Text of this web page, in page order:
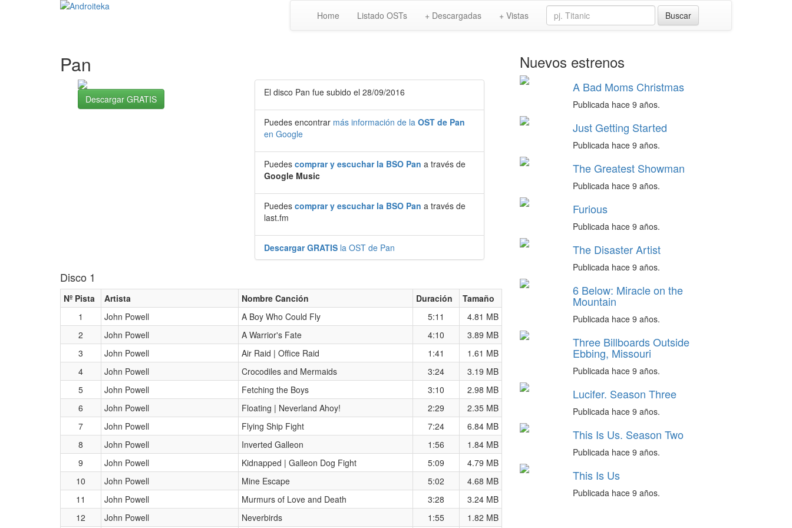
Home Listado OSTs + Descargadas + Vistas
Pan
Descargar GRATIS
El disco Pan fue subido el 28/09/2016
Puedes encontrar más información de la OST de Pan
en Google
Puedes comprar y escuchar la BSO Pan a través de
Google Music
Puedes comprar y escuchar la BSO Pan a través de
last.fm
Descargar GRATIS la OST de Pan
Disco 1
Nº Pista Artista Nombre Canción Duración
Tamaño
1
John Powell A Boy Who Could Fly 5:11
4.81 MB
2
John Powell A Warrior's Fate 4:10
3.89 MB
3
John Powell Air Raid | Office Raid 1:41
1.61 MB
4
John Powell Crocodiles and Mermaids 3:24
3.19 MB
5
John Powell Fetching the Boys 3:10
2.98 MB
6
John Powell Floating | Neverland Ahoy! 2:29
2.35 MB
7
John Powell Flying Ship Fight 7:24
6.84 MB
8
John Powell Inverted Galleon 1:56
1.84 MB
9
John Powell Kidnapped | Galleon Dog Fight 5:09
4.79 MB
10
John Powell Mine Escape 5:02
4.68 MB
11
John Powell Murmurs of Love and Death 3:28
3.24 MB
12
John Powell Neverbirds 1:55 1.82 MB
Nuevos estrenos
A Bad Moms Christmas
Publicada hace 9 años.
Just Getting Started
Publicada hace 9 años.
The Greatest Showman
Publicada hace 9 años.
Furious
Publicada hace 9 años.
The Disaster Artist
Publicada hace 9 años.
6 Below: Miracle on the
Mountain
Publicada hace 9 años.
Three Billboards Outside
Ebbing, Missouri
Publicada hace 9 años.
Lucifer. Season Three
Publicada hace 9 años.
This Is Us. Season Two
Publicada hace 9 años.
This Is Us
Publicada hace 9 años.